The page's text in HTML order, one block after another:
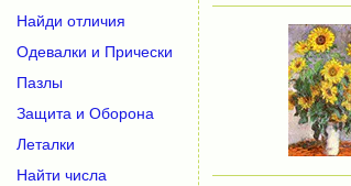
Найди отличия
Одевалки и Прически
Пазлы
Защита и Оборона
Леталки
Найти числа